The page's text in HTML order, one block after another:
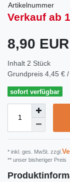
Artikelnummer
Verkauf ab
8,90 EUR
Inhalt 2 Stück
Grundpreis 4,45 €
sofort verfügbar
* inkl. ges. MwSt. zzgl.
** unser bisheriger Preis